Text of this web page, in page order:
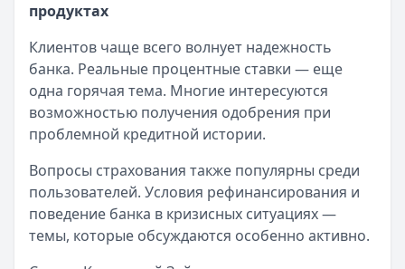
продуктах
Клиентов чаще всего волнует надежность
банка. Реальные процентные ставки — еще
одна горячая тема. Многие интересуются
возможностью получения одобрения при
проблемной кредитной истории.
Вопросы страхования также популярны среди
пользователей. Условия рефинансирования и
поведение банка в кризисных ситуациях —
темы, которые обсуждаются особенно активно.